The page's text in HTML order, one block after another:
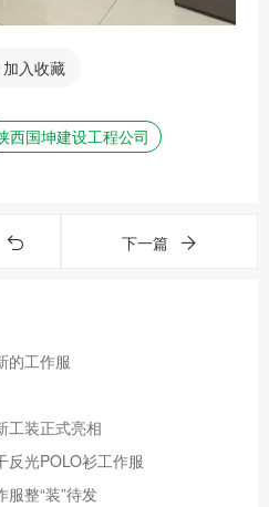
入收藏
西国坤建设工程公司
下一篇
的工作服
工装正式亮相
反光POLO衫工作服
整“装”待发